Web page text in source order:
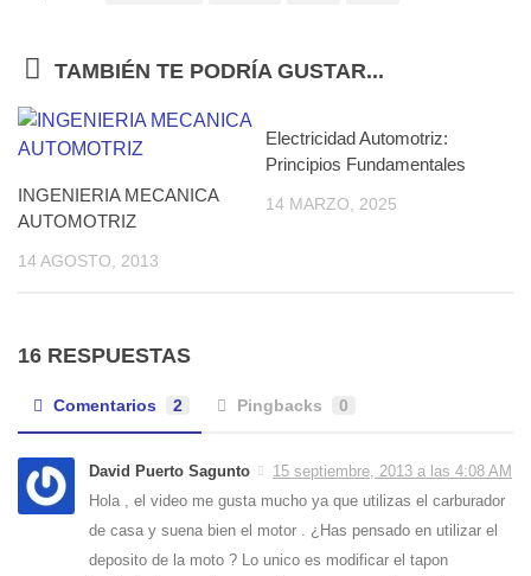
TAMBIÉN TE PODRÍA GUSTAR...
INGENIERIA MECANICA
AUTOMOTRIZ
14 AGOSTO, 2013
Electricidad Automotriz:
Principios Fundamentales
14 MARZO, 2025
16 RESPUESTAS
Comentarios 2 Pingbacks 0
David Puerto Sagunto
15 septiembre, 2013 a las 4:08 AM
Hola , el video me gusta mucho ya que utilizas el carburador
de casa y suena bien el motor . ¿Has pensado en utilizar el
deposito de la moto ? Lo unico es modificar el tapon